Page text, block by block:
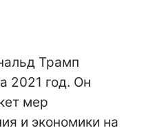
Трамп
2021 год. Он
мер
и экономики на